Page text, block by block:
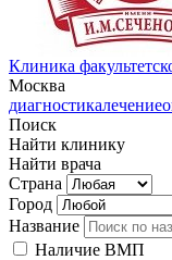
Клиника
Москва
диагностикалечение
Поиск
Найти клинику
Найти врача
Страна
Город
Название
Наличие ВМП